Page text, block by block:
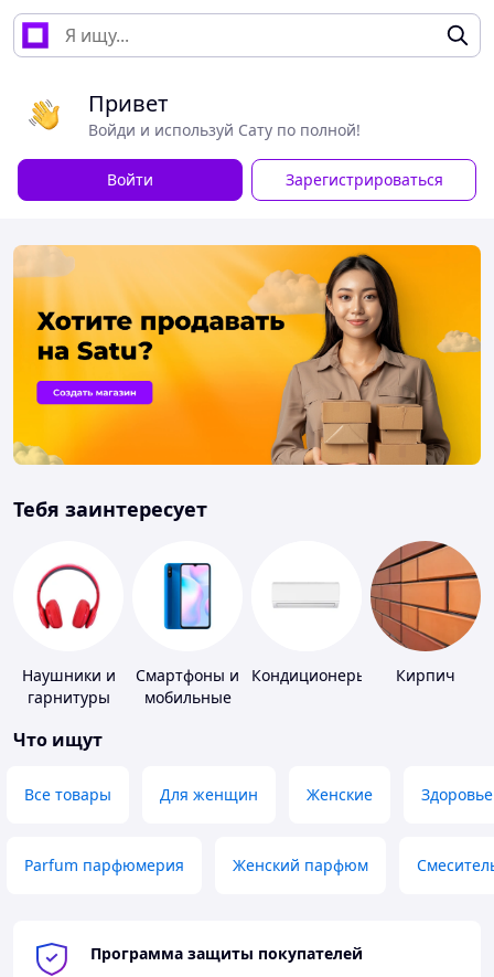
Привет
Войди и используй Сату по полной!
Войти Зарегистрироваться
Тебя заинтересует
Наушники и
гарнитуры
Смартфоны и
мобильные
Кондиционеры
Кирпич
Что ищут
Все товары Для женщин Женские Здоровье
Parfum парфюмерия Женский парфюм
Программа защиты покупателей